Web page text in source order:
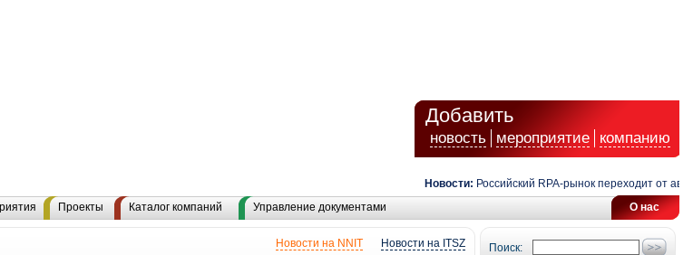
Добавить
новость мероприятие компанию
Новости: Российский RPA-рынок переходит от
О нас
Проекты Каталог компаний Управление документами
Поиск:
Новости на ITSZ
Новости на NNIT